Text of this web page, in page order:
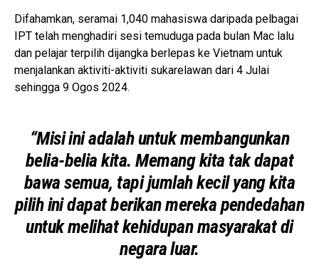
Difahamkan, seramai 1,040 mahasiswa daripada pelbagai
IPT telah menghadiri sesi temuduga pada bulan Mac lalu
dan pelajar terpilih dijangka berlepas ke Vietnam untuk
menjalankan aktiviti-aktiviti sukarelawan dari 4 Julai
sehingga 9 Ogos 2024.
“Misi ini adalah untuk membangunkan
belia-belia kita. Memang kita tak dapat
bawa semua, tapi jumlah kecil yang kita
pilih ini dapat berikan mereka pendedahan
untuk melihat kehidupan masyarakat di
negara luar.